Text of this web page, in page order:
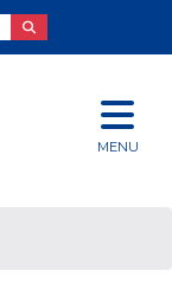
MENU